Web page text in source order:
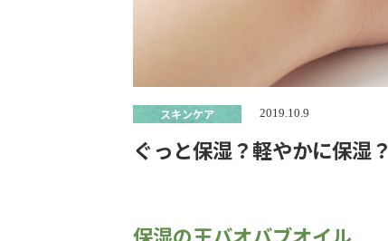
スキンケア 2019.10.9
ぐっと保湿？軽やかに保湿？